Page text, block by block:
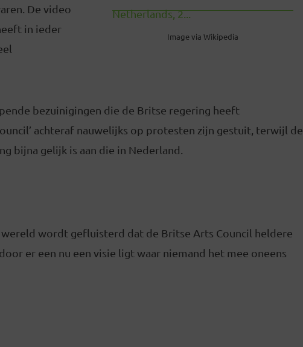
Image via Wikipedia
De video
in ieder
bezuinigingen die de Britse regering heeft
achteraf nauwelijks op protesten zijn gestuit, terwijl de
bijna gelijk is aan die in Nederland.
wordt gefluisterd dat de Britse Arts Council heldere
er een nu een visie ligt waar niemand het mee oneens